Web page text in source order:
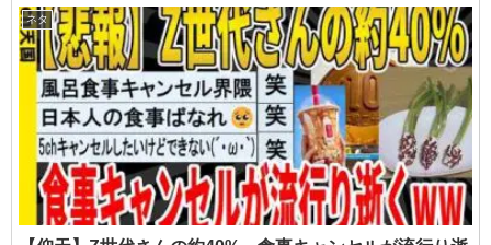
ネタ